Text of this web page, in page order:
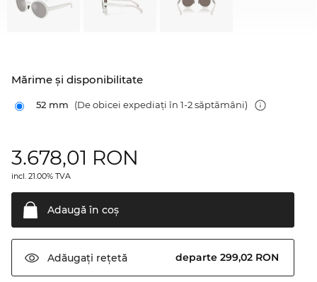
Mărime şi disponibilitate
52 mm (De obicei expediați în 1-2 săptămâni)
3.678,01 RON
incl. 21.00% TVA
Adaugă în coş
Adăugați rețetă departe 299,02 RON